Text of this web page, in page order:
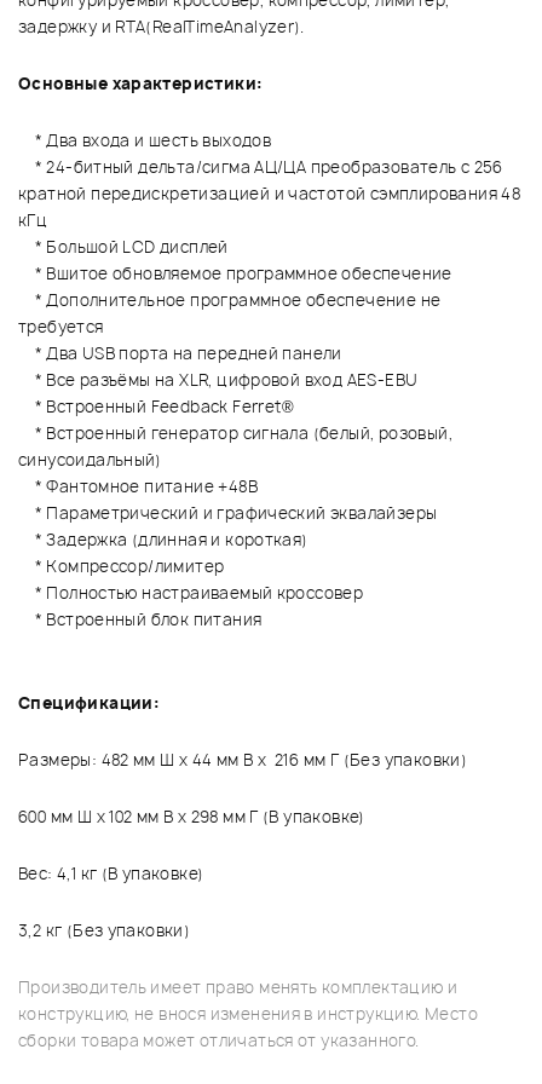
задержку и RTA(RealTimeAnalyzer).
Основные характеристики:
* Два входа и шесть выходов
* 24-битный дельта/сигма АЦ/ЦА преобразователь с 256
кратной передискретизацией и частотой сэмплирования 48
кГц
* Большой LCD дисплей
* Вшитое обновляемое программное обеспечение
* Дополнительное программное обеспечение не
требуется
* Два USB порта на передней панели
* Все разъёмы на XLR, цифровой вход AES-EBU
* Встроенный Feedback Ferret®
* Встроенный генератор сигнала (белый, розовый,
синусоидальный)
* Фантомное питание +48В
* Параметрический и графический эквалайзеры
* Задержка (длинная и короткая)
* Компрессор/лимитер
* Полностью настраиваемый кроссовер
* Встроенный блок питания
Спецификации:
Размеры: 482 мм Ш x 44 мм В x 216 мм Г (Без упаковки)
600 мм Ш x 102 мм В x 298 мм Г (В упаковке)
Вес: 4,1 кг (В упаковке)
3,2 кг (Без упаковки)
Производитель имеет право менять комплектацию и
конструкцию, не внося изменения в инструкцию. Место
сборки товара может отличаться от указанного.